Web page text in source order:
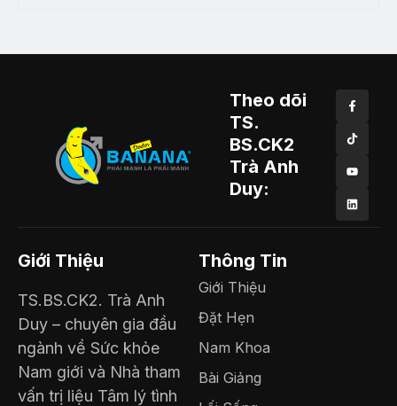
Theo dõi
TS.
BS.CK2
Trà Anh
Duy:
Giới Thiệu
TS.BS.CK2. Trà Anh
Duy – chuyên gia đầu
ngành về Sức khỏe
Nam giới và Nhà tham
vấn trị liệu Tâm lý tình
Thông Tin
Giới Thiệu
Đặt Hẹn
Nam Khoa
Bài Giảng